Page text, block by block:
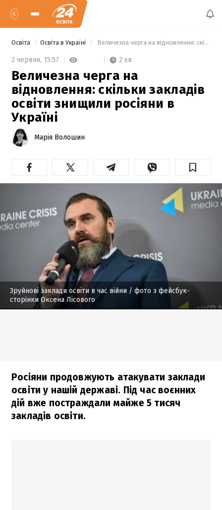
Освіта Освіта в Україні Величезна черга на відновлення: скільки закладів освіти знищили росіяни в Україні
2 червня, 15:57 2 хв
Величезна черга на
відновлення: скільки закладів
освіти знищили росіяни в
Україні
Марія Волошин
Зруйнові заклади освіти в час війни / фото з фейсбук-
сторінки Оксена Лісового
Росіяни продовжують атакувати заклади
освіти у нашій державі. Під час воєнних
дій вже постраждали майже 5 тисяч
закладів освіти.